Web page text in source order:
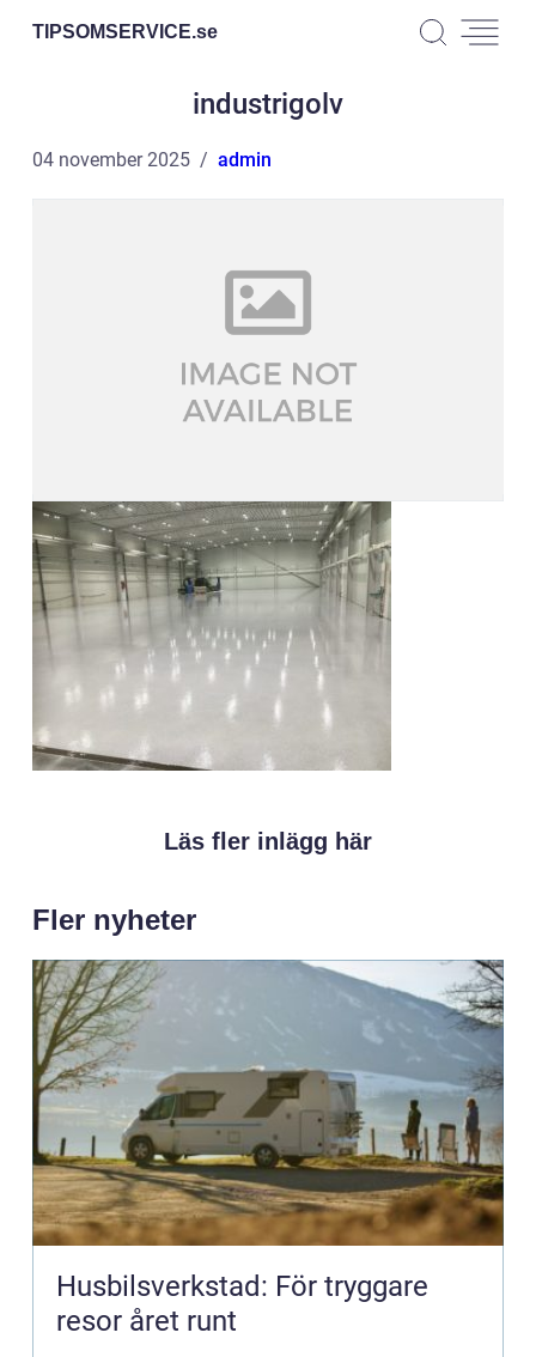
TIPSOMSERVICE.se
industrigolv
04 november 2025 admin
Läs fler inlägg här
Fler nyheter
Husbilsverkstad: För tryggare
resor året runt